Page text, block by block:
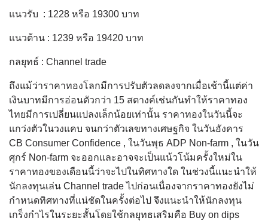
แนวรับ : 1228 หรือ 19300 บาท
แนวต้าน : 1239 หรือ 19420 บาท
กลยุทธ์ : Channel trade
ถึงแม้ว่าราคาทองโลกมีการปรับตัวลดลงจากเมื่อเช้านี้แต่ค่า
เงินบาทมีการอ่อนตัวกว่า 15 สตางค์เช่นกันทำให้ราคาทอง
ไทยมีการเปลี่ยนแปลงเล็กน้อยเท่านั้น ราคาทองในวันนี้จะ
แกว่งตัวในวงแคบ จนกว่าตัวเลขทางเศษฐกิจ ในวันอังคาร
CB Consumer Confidence , ในวันพุธ ADP Non-farm , ในวัน
ศุกร์ Non-farm จะออกและอาจจะเป็นแน้วโน้มครั้งใหม่ใน
ราคาทองของเดือนนี้ว่าจะไปในทิศทางใด ในช่วงนี้แนะนำให้
นักลงทุนเล่น Channel trade ไปก่อนเนื่องจากราคาทองยังไม่
กำหนดทิศทางที่แน่ชัดในครั้งต่อไป จึงแนะนำให้นักลงทุน
เกร็งกำไรในระยะสั้นโดยใช้กลยุทธเสริมคือ Buy on dips